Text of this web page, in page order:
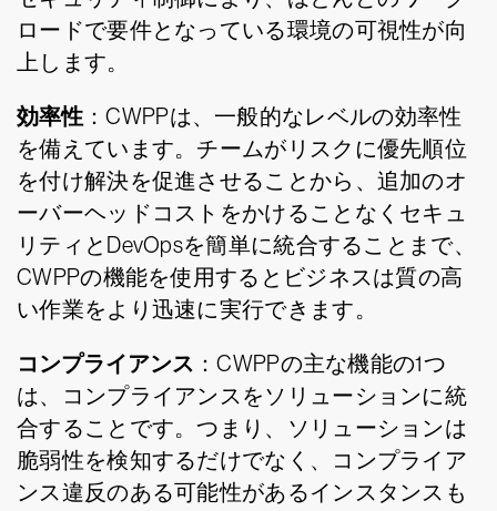
ロードで要件となっている環境の可視性が向
上します。
効率性 ：CWPPは、一般的なレベルの効率性
を備えています。チームがリスクに優先順位
を付け解決を促進させることから、追加のオ
ーバーヘッドコストをかけることなくセキュ
リティとDevOpsを簡単に統合することまで、
CWPPの機能を使用するとビジネスは質の高
い作業をより迅速に実行できます。
コンプライアンス ：CWPPの主な機能の1つ
は、コンプライアンスをソリューションに統
合することです。つまり、ソリューションは
脆弱性を検知するだけでなく、コンプライア
ンス違反のある可能性があるインスタンスも